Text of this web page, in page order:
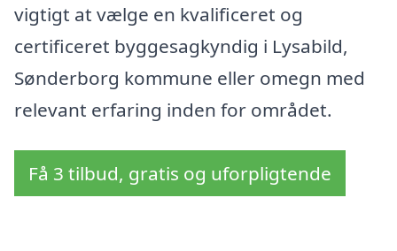
vigtigt at vælge en kvalificeret og
certificeret byggesagkyndig i Lysabild,
Sønderborg kommune eller omegn med
relevant erfaring inden for området.
Få 3 tilbud, gratis og uforpligtende